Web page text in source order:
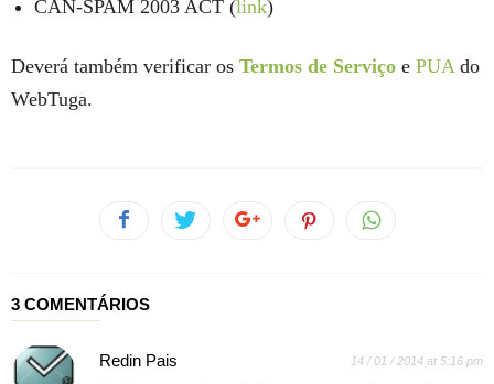
CAN-SPAM 2003 ACT (link)
Deverá também verificar os Termos de Serviço e PUAdo
WebTuga.
3 COMENTÁRIOS
Redin Pais 14 / 01 / 2014 at 5:16 pm